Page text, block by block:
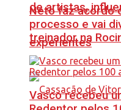
de artistas,
experientes
Neto faz acordo
processo e vai
treinador na
Vasco recebeu